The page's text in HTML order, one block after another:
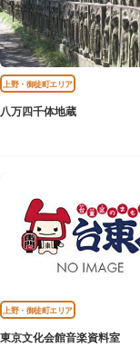
上野・御徒町エリア
八万四千体地蔵
上野・御徒町エリア
東京文化会館音楽資料室